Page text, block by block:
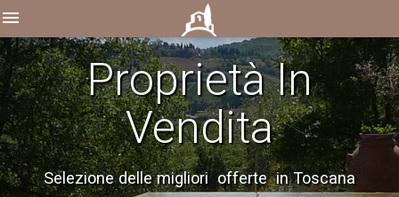
menu
Proprietà In
Vendita
Selezione delle migliori offerte in Toscana